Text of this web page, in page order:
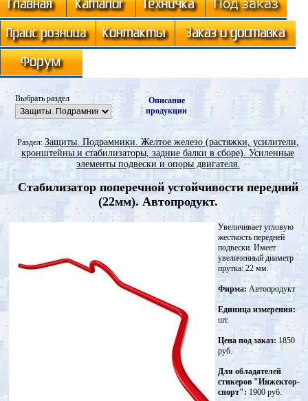
Выбрать раздел
Описание
продукции
Раздел: Защиты. Подрамники. Желтое железо (растяжки, усилители,
кронштейны и стабилизаторы, задние балки в сборе). Усиленные
элементы подвески и опоры двигателя.
Стабилизатор поперечной устойчивости передний
(22мм). Автопродукт.
Увеличивает угловую
жесткость передней
подвески. Имеет
увеличенный диаметр
прутка: 22 мм.
Фирма: Автопродукт
Единица измерения:
шт.
Цена под заказ: 1850
руб.
Для обладателей
стикеров "Инжектор-
спорт": 1900 руб.